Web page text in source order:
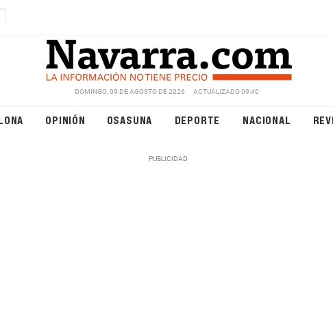
DOMINGO, 09 DE AGOSTO DE 2026 ACTUALIZADO 09:40
OPINIÓN OSASUNA DEPORTE NACIONAL